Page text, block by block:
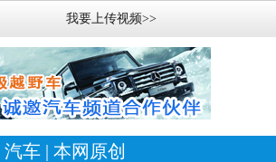
我要上传视频>>
汽车 | 本网原创